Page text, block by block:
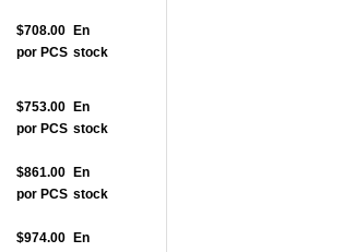
$708.00
por PCS
En
stock
$753.00
por PCS
En
stock
$861.00
por PCS
En
stock
$974.00
En